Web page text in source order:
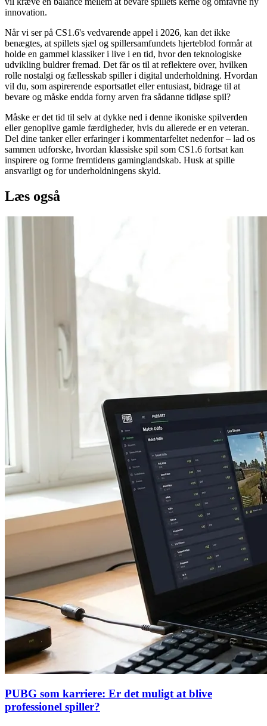
innovation.
Når vi ser på CS1.6's vedvarende appel i 2026, kan det ikke
benægtes, at spillets sjæl og spillersamfundets hjerteblod formår at
holde en gammel klassiker i live i en tid, hvor den teknologiske
udvikling buldrer fremad. Det får os til at reflektere over, hvilken
rolle nostalgi og fællesskab spiller i digital underholdning. Hvordan
vil du, som aspirerende esportsatlet eller entusiast, bidrage til at
bevare og måske endda forny arven fra sådanne tidløse spil?
Måske er det tid til selv at dykke ned i denne ikoniske spilverden
eller genoplive gamle færdigheder, hvis du allerede er en veteran.
Del dine tanker eller erfaringer i kommentarfeltet nedenfor – lad os
sammen udforske, hvordan klassiske spil som CS1.6 fortsat kan
inspirere og forme fremtidens gaminglandskab. Husk at spille
ansvarligt og for underholdningens skyld.
Læs også
PUBG som karriere: Er det muligt at blive
professionel spiller?